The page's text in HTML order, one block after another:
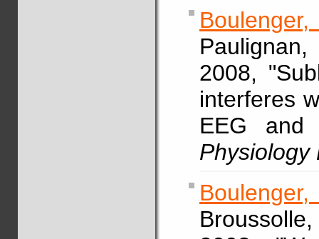
2008,
interferes
EEG
Physiology
Boulenger,